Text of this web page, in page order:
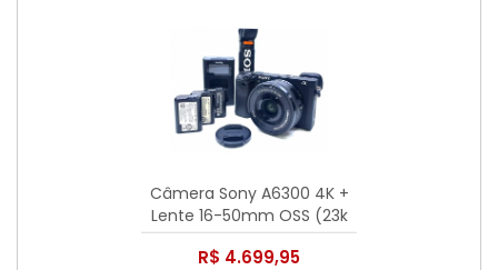
Câmera Sony A6300 4K +
Lente 16-50mm OSS (23k
Clicks) + 2 Baterias
R$ 4.699,95